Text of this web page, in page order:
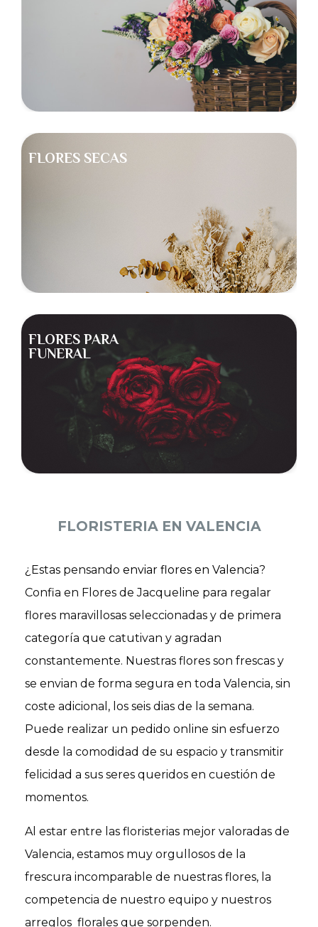
FLORES SECAS
FLORES PARA
FUNERAL
FLORISTERIA EN VALENCIA
¿Estas pensando enviar flores en Valencia?
Confia en Flores de Jacqueline para regalar
flores maravillosas seleccionadas y de primera
categoría que catutivan y agradan
constantemente. Nuestras flores son frescas y
se envian de forma segura en toda Valencia, sin
coste adicional, los seis dias de la semana.
Puede realizar un pedido online sin esfuerzo
desde la comodidad de su espacio y transmitir
felicidad a sus seres queridos en cuestión de
momentos.
Al estar entre las floristerias mejor valoradas de
Valencia, estamos muy orgullosos de la
frescura incomparable de nuestras flores, la
competencia de nuestro equipo y nuestros
arreglos florales que sorpenden.